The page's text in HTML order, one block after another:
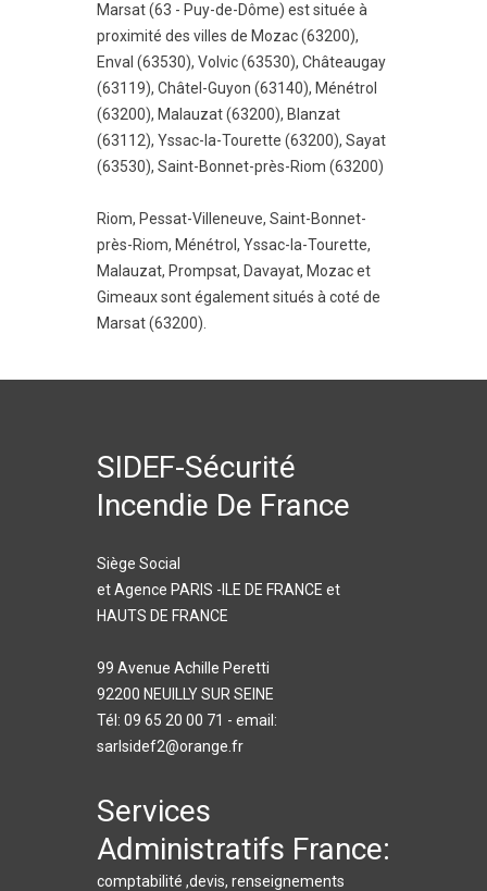
Marsat (63 - Puy-de-Dôme) est située à
proximité des villes de Mozac (63200),
Enval (63530), Volvic (63530), Châteaugay
(63119), Châtel-Guyon (63140), Ménétrol
(63200), Malauzat (63200), Blanzat
(63112), Yssac-la-Tourette (63200), Sayat
(63530), Saint-Bonnet-près-Riom (63200)
Riom, Pessat-Villeneuve, Saint-Bonnet-
près-Riom, Ménétrol , Yssac-la-Tourette,
Malauzat, Prompsat, Davayat, Mozacet
Gimeauxsont également situés à coté de
Marsat (63200).
SIDEF-Sécurité
Incendie De France
Siège Social
et Agence PARIS -ILE DE FRANCE et
HAUTS DE FRANCE
99 Avenue Achille Peretti
92200 NEUILLY SUR SEINE
Tél: 09 65 20 00 71 - email:
sarlsidef2@orange.fr
Services
Administratifs France:
comptabilité ,devis, renseignements